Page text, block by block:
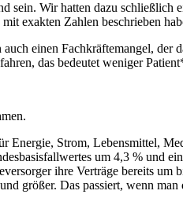
sein. Wir hatten dazu schließlich
exakten Zahlen beschrieben
einen Fachkräftemangel,
das bedeutet weniger
Energie, Strom, Lebensmittel,
um 4,3 % und
ihre Verträge bereits
größer. Das passiert, wenn